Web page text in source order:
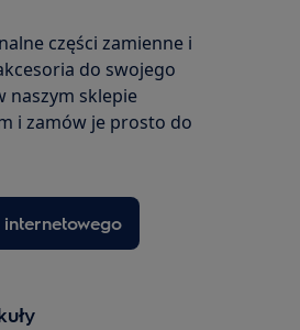
części zamienne i
do swojego
naszym sklepie
i zamów je prosto do